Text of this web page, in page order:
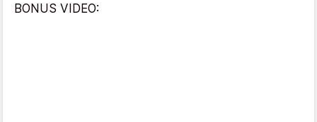
BONUS VIDEO: